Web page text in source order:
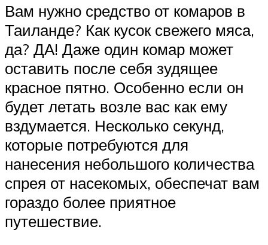
Вам нужно средство от комаров в
Таиланде? Как кусок свежего мяса,
да? ДА! Даже один комар может
оставить после себя зудящее
красное пятно. Особенно если он
будет летать возле вас как ему
вздумается. Несколько секунд,
которые потребуются для
нанесения небольшого количества
спрея от насекомых, обеспечат вам
гораздо более приятное
путешествие.